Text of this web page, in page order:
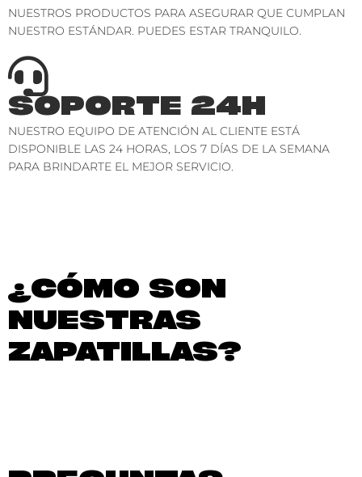
NUESTROS PRODUCTOS PARA ASEGURAR QUE CUMPLAN
NUESTRO ESTÁNDAR. PUEDES ESTAR TRANQUILO.
SOPORTE 24H
NUESTRO EQUIPO DE ATENCIÓN AL CLIENTE ESTÁ
DISPONIBLE LAS 24 HORAS, LOS 7 DÍAS DE LA SEMANA
PARA BRINDARTE EL MEJOR SERVICIO.
¿CÓMO SON
NUESTRAS
ZAPATILLAS?